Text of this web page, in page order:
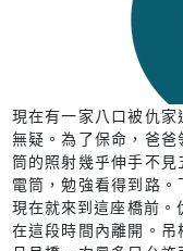
現在有一家八口被仇
無疑。為了保命，爸
筒的照射幾乎伸手不
電筒，勉強看得到路
現在就來到這座橋前
在這段時間內離開。吊